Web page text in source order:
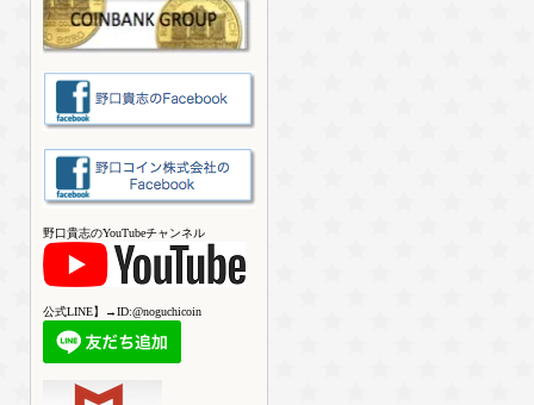
野口貴志のYouTubeチャンネル
公式LINE】→ID:@noguchicoin